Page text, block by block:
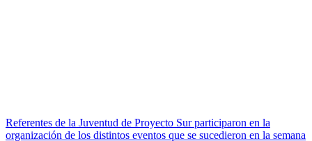
Referentes de la Juventud de Proyecto Sur participaron en la
organización de los distintos eventos que se sucedieron en la semana